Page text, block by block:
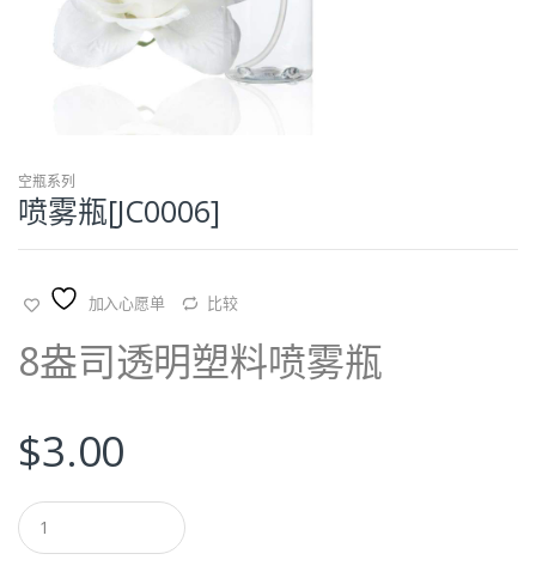
空瓶系列
喷雾瓶[JC0006]
加入心愿单 比较
8盎司透明塑料喷雾瓶
$3.00
Q
u
a